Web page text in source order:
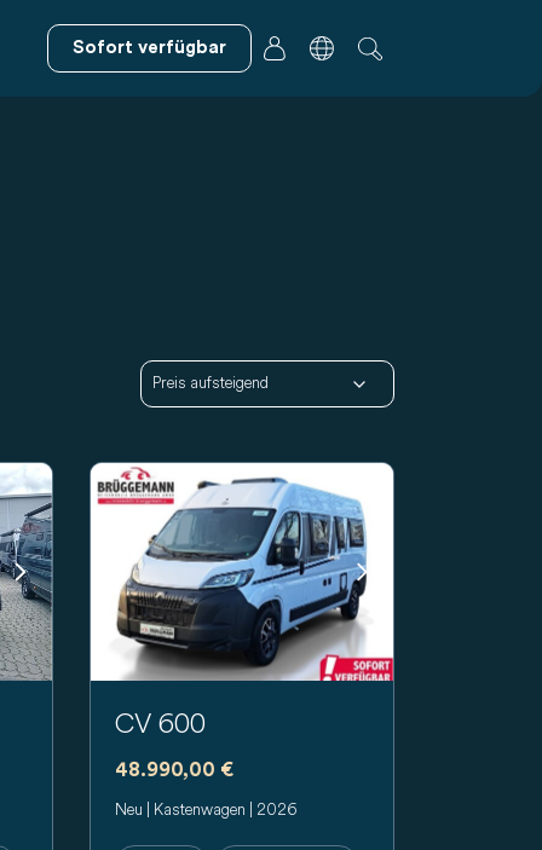
Sofort verfügbar
Next Previous Next
CV 600
48.990,00 €
Neu | Kastenwagen | 2026